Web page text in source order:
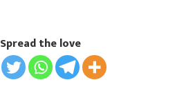
Spread the love